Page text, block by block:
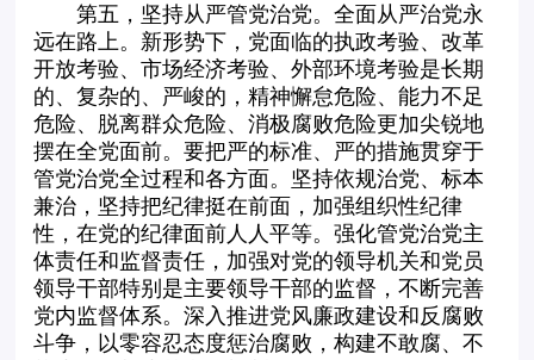
第五，坚持从严管党治党。全面从严治党永
远在路上。新形势下，党面临的执政考验、改革
开放考验、市场经济考验、外部环境考验是长期
的、复杂的、严峻的，精神懈怠危险、能力不足
危险、脱离群众危险、消极腐败危险更加尖锐地
摆在全党面前。要把严的标准、严的措施贯穿于
管党治党全过程和各方面。坚持依规治党、标本
兼治，坚持把纪律挺在前面，加强组织性纪律
性，在党的纪律面前人人平等。强化管党治党主
体责任和监督责任，加强对党的领导机关和党员
领导干部特别是主要领导干部的监督，不断完善
党内监督体系。深入推进党风廉政建设和反腐败
斗争，以零容忍态度惩治腐败，构建不敢腐、不